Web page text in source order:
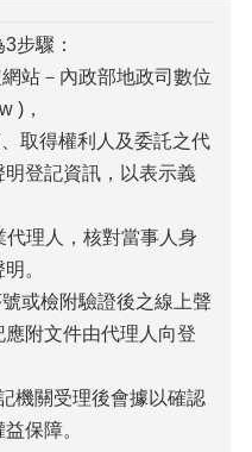
步驟：
站－內政部地政司數位
)，
取得權利人及委託之代
登記資訊，以表示義
理人，核對當事人身
。
或檢附驗證後之線上聲
附文件由代理人向登
機關受理後會據以確認
保障。